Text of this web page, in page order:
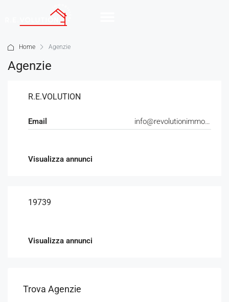
Home Agenzie
Agenzie
R.E.VOLUTION
Email info@revolutionimmobiliare.it
Visualizza annunci
19739
Visualizza annunci
Trova Agenzie